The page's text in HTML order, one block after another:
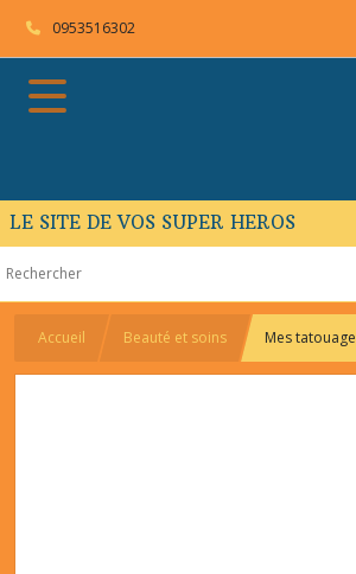
0953516302
LE SITE DE VOS SUPER HEROS
Accueil Beauté et soins Mes